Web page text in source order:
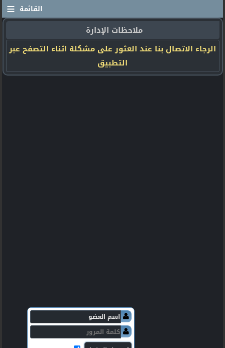
≡ القائمة
ملاحظات الإدارة
الرجاء الاتصال بنا عند العثور على مشكلة اثناء التصفح عبر
التطبيق